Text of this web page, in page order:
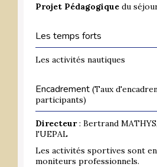
Projet Pédagogique du
Les temps forts
Les activités nautiques
Encadrement (Taux
participants)
Directeur: Bertrand
l'UEPAL
Les activités sportives sont
moniteurs professionnels.